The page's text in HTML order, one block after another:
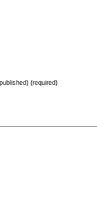
(required)